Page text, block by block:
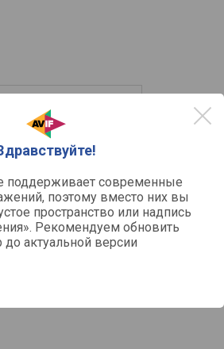
поддерживает современные
поэтому вместо них вы
пространство или надпись
Рекомендуем обновить
до актуальной версии
цена
Июнь '26 Июль '26